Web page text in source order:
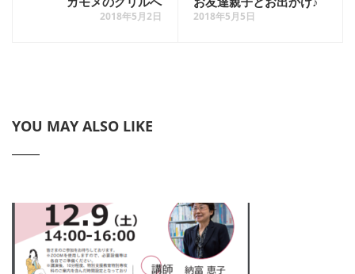
2018年5月2日 2018年5月5日
YOU MAY ALSO LIKE